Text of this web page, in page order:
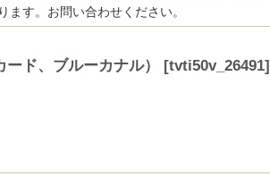
す。お問い合わせください。
ド、ブルーカナル） [tvti50v_26491]